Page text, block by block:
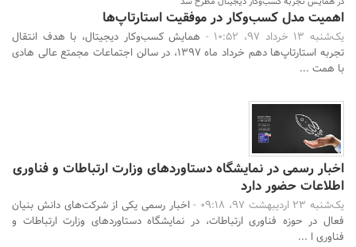
اهمیت مدل کسب‌و‌کار در موفقیت استارتاپ‌‌ها
یک‌شنبه 13 خرداد 97، 10:52 -
همایش کسب‌وکار دیجیتال، با هدف انتقال
تجربه استارتاپ‌ها دهم خرداد ماه ۱۳۹۷، در سالن اجتماعات مجمتع عالی هادی
با همت ...
اخبار رسمی در نمایشگاه دستاوردهای وزارت ارتباطات و فناوری
اطلاعات حضور دارد
یک‌شنبه 23 اردیبهشت 97، 09:18 -
اخبار رسمی یکی از شرکت‌های دانش بنیان
فعال در حوزه فناوری ارتباطات، در نمایشگاه دستاوردهای وزارت ارتباطات و
فناوری ا ...